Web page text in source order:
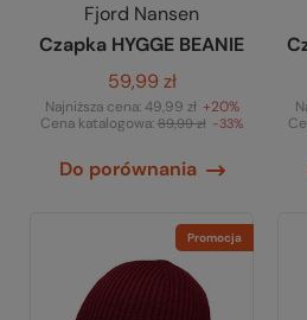
Fjord Nansen
Czapka HYGGE BEANIE
59,99 zł
Najniższa cena:49,99 zł +20%
Cena katalogowa:89,99 zł -33%
Do porównania
Promocja